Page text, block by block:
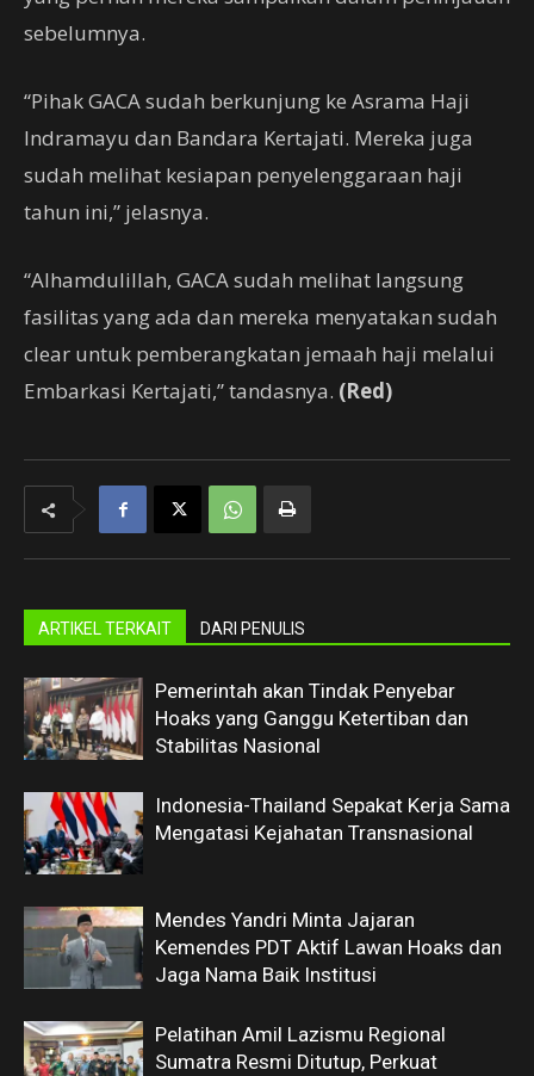
sebelumnya.
“Pihak GACA sudah berkunjung ke Asrama Haji
Indramayu dan Bandara Kertajati. Mereka juga
sudah melihat kesiapan penyelenggaraan haji
tahun ini,” jelasnya.
“Alhamdulillah, GACA sudah melihat langsung
fasilitas yang ada dan mereka menyatakan sudah
clear untuk pemberangkatan jemaah haji melalui
Embarkasi Kertajati,” tandasnya. (Red)
ARTIKEL TERKAIT DARI PENULIS
Pemerintah akan Tindak Penyebar
Hoaks yang Ganggu Ketertiban dan
Stabilitas Nasional
Indonesia-Thailand Sepakat Kerja Sama
Mengatasi Kejahatan Transnasional
Mendes Yandri Minta Jajaran
Kemendes PDT Aktif Lawan Hoaks dan
Jaga Nama Baik Institusi
Pelatihan Amil Lazismu Regional
Sumatra Resmi Ditutup, Perkuat